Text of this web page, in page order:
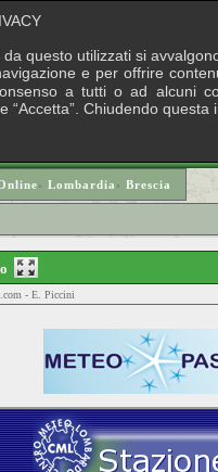
› Lombardia › Brescia
- E. Piccini
questo utilizzati si
e per offrire
a tutti o ad alcuni
“Accetta”. Chiudendo